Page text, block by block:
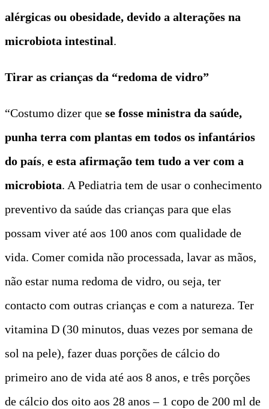
alérgicas ou obesidade, devido a alterações na
microbiota intestinal.
Tirar as crianças da “redoma de vidro”
“Costumo dizer que se fosse ministra da saúde,
punha terra com plantas em todos os infantários
do país, e esta afirmação tem tudo a ver com a
microbiota. A Pediatria tem de usar o conhecimento
preventivo da saúde das crianças para que elas
possam viver até aos 100 anos com qualidade de
vida. Comer comida não processada, lavar as mãos,
não estar numa redoma de vidro, ou seja, ter
contacto com outras crianças e com a natureza. Ter
vitamina D (30 minutos, duas vezes por semana de
sol na pele), fazer duas porções de cálcio do
primeiro ano de vida até aos 8 anos, e três porções
de cálcio dos oito aos 28 anos – 1 copo de 200 ml de